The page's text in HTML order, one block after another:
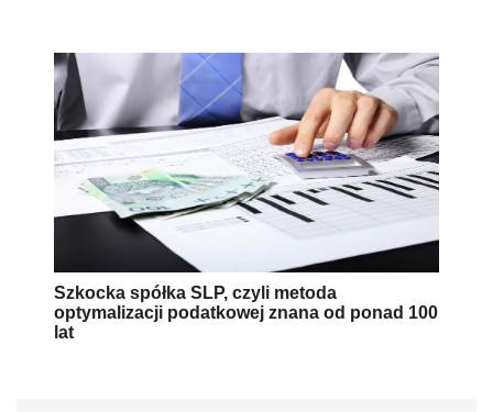
Szkocka spółka SLP, czyli metoda
optymalizacji podatkowej znana od ponad 100
lat